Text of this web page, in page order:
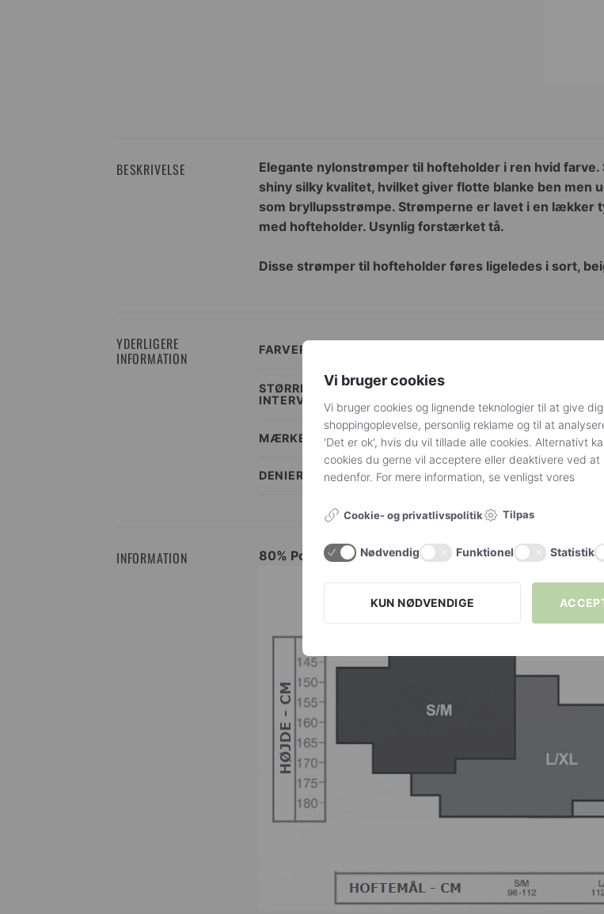
BESKRIVELSE
Elegante nylonstrømper til hofteholder i ren hvid
shiny silky kvalitet, hvilket giver flotte blanke ben men
som bryllupsstrømpe. Strømperne er lavet i en lækker
med hofteholder. Usynlig forstærket tå.
Disse strømper til hofteholder føres ligeledes i sort,
YDERLIGERE
INFORMATION FARVER
STØRRELSES
INTERVALLER
Størrelsesinterval S
Størrelsesinterval 2XL
MÆRKE MissO
DENIER Denier 15
INFORMATION 80% Polyamid, 20% Elastan
Vi bruger cookies
Vi bruger cookies og lignende teknologier til at give
shoppingoplevelse, personlig reklame og til at
'Det er ok', hvis du vil tillade alle cookies. Alternativt
cookies du gerne vil acceptere eller deaktivere ved
nedenfor. For mere information, se venligst vores
Cookie- og privatlivspolitik Tilpas
Nødvendig Funktionel Statistik
KUN NØDVENDIGE